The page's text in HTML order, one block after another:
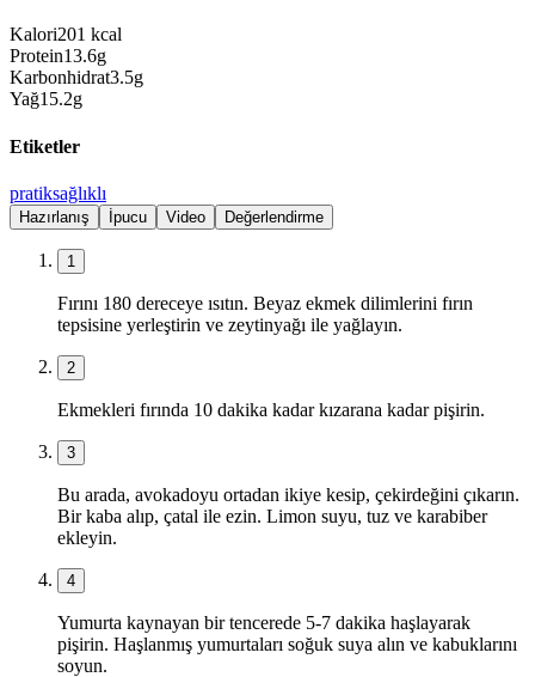
Kalori201 kcal
Protein13.6g
Karbonhidrat3.5g
Yağ15.2g
Etiketler
pratiksağlıklı
Hazırlanış İpucu Video Değerlendirme
1
Fırını 180 dereceye ısıtın. Beyaz ekmek dilimlerini fırın
tepsisine yerleştirin ve zeytinyağı ile yağlayın.
2
Ekmekleri fırında 10 dakika kadar kızarana kadar pişirin.
3
Bu arada, avokadoyu ortadan ikiye kesip, çekirdeğini çıkarın.
Bir kaba alıp, çatal ile ezin. Limon suyu, tuz ve karabiber
ekleyin.
4
Yumurta kaynayan bir tencerede 5-7 dakika haşlayarak
pişirin. Haşlanmış yumurtaları soğuk suya alın ve kabuklarını
soyun.